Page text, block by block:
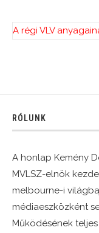
A régi VLV
RÓLUNK
A honlap Kemény
MVLSZ-elnök
melbourne-i
médiaeszközként
Működésének